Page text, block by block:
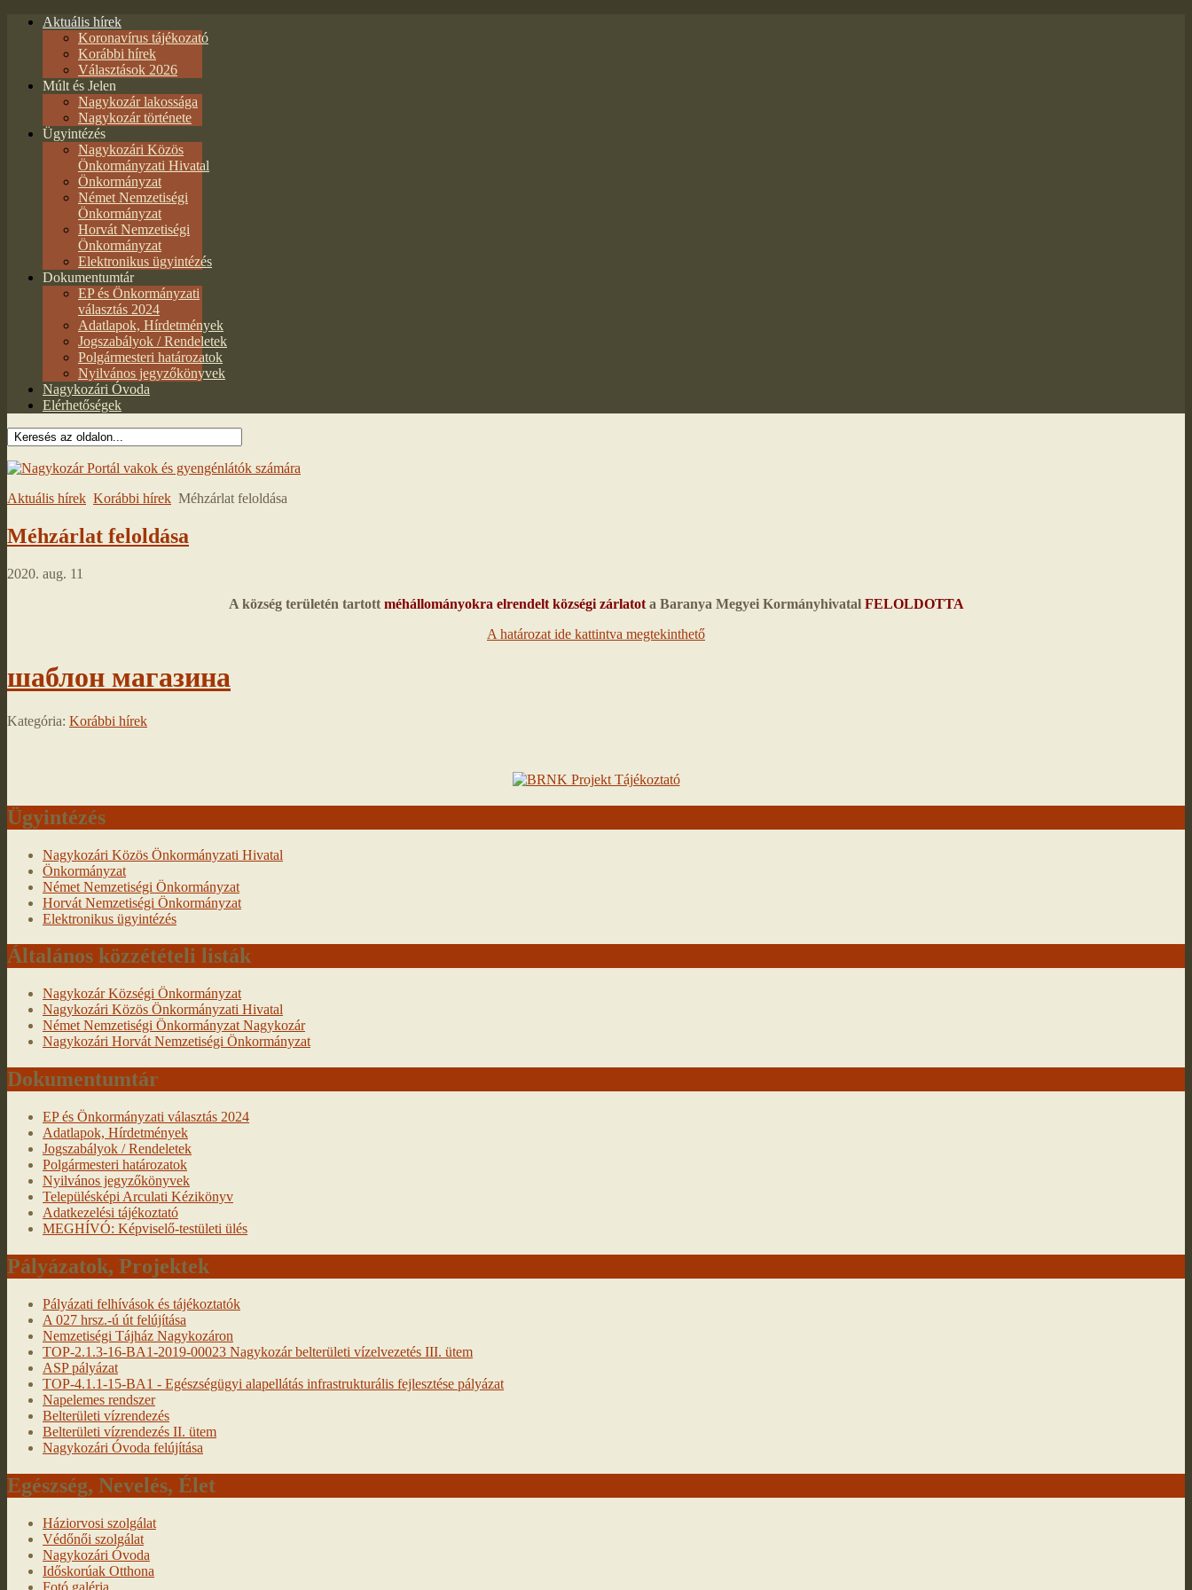
Aktuális hírek
Koronavírus tájékozató
Korábbi hírek
Választások 2026
Múlt és Jelen
Nagykozár lakossága
Nagykozár története
Ügyintézés
Nagykozári Közös
Önkormányzati Hivatal
Önkormányzat
Német Nemzetiségi
Önkormányzat
Horvát Nemzetiségi
Önkormányzat
Elektronikus ügyintézés
Dokumentumtár
EP és Önkormányzati
választás 2024
Adatlapok, Hírdetmények
Jogszabályok / Rendeletek
Polgármesteri határozatok
Nyilvános jegyzőkönyvek
Nagykozári Óvoda
Elérhetőségek
Aktuális hírek Korábbi hírek Méhzárlat feloldása
Méhzárlat feloldása
2020. aug. 11
A község területén tartott méhállományokra elrendelt községi zárlatota Baranya Megyei Kormányhivatal FELOLDOTTA
A határozat ide kattintva megtekinthető
шаблон магазина
Kategória: Korábbi hírek
Ügyintézés
Nagykozári Közös Önkormányzati Hivatal
Önkormányzat
Német Nemzetiségi Önkormányzat
Horvát Nemzetiségi Önkormányzat
Elektronikus ügyintézés
Általános közzétételi listák
Nagykozár Községi Önkormányzat
Nagykozári Közös Önkormányzati Hivatal
Német Nemzetiségi Önkormányzat Nagykozár
Nagykozári Horvát Nemzetiségi Önkormányzat
Dokumentumtár
EP és Önkormányzati választás 2024
Adatlapok, Hírdetmények
Jogszabályok / Rendeletek
Polgármesteri határozatok
Nyilvános jegyzőkönyvek
Településképi Arculati Kézikönyv
Adatkezelési tájékoztató
MEGHÍVÓ: Képviselő-testületi ülés
Pályázatok, Projektek
Pályázati felhívások és tájékoztatók
A 027 hrsz.-ú út felújítása
Nemzetiségi Tájház Nagykozáron
TOP-2.1.3-16-BA1-2019-00023 Nagykozár belterületi vízelvezetés III. ütem
ASP pályázat
TOP-4.1.1-15-BA1 - Egészségügyi alapellátás infrastrukturális fejlesztése pályázat
Napelemes rendszer
Belterületi vízrendezés
Belterületi vízrendezés II. ütem
Nagykozári Óvoda felújítása
Egészség, Nevelés, Élet
Háziorvosi szolgálat
Védőnői szolgálat
Nagykozári Óvoda
Időskorúak Otthona
Fotó galéria